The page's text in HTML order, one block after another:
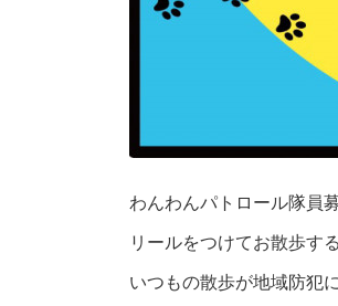
わんわんパトロール隊員
リールをつけてお散歩す
いつもの散歩が地域防犯